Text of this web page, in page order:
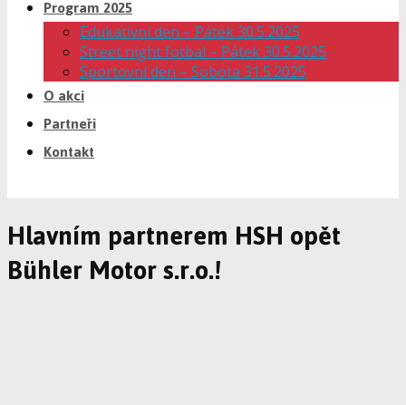
Program 2025
Edukativní den – Pátek 30.5.2025
Street night fotbal – Pátek 30.5.2025
Sportovní den – Sobota 31.5.2025
O akci
Partneři
Kontakt
Hlavním partnerem HSH opět
Bühler Motor s.r.o.!